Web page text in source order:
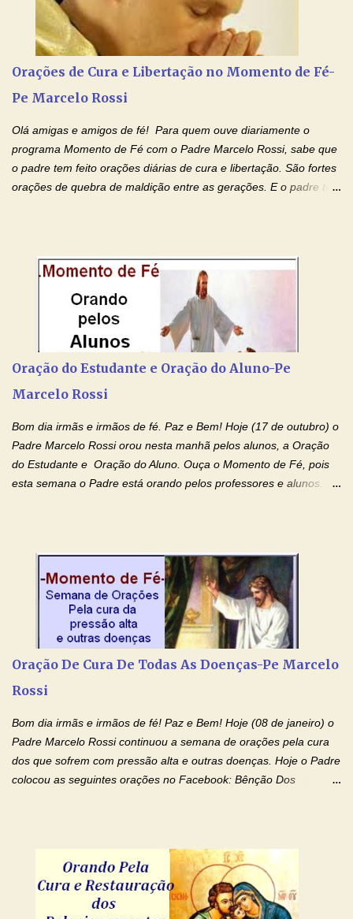
Amados, durante toda esta semana vamos orar pelos nossos
pais. Vamos dedicar um dia para os pais mais idosos, pais que
estão doentes, pais que estão longe dos filhos, pais que já são
falecidos, pais que tem problemas com vícios, enfim, vamos orar
Orações de Cura e Libertação no Momento de Fé-
Pe Marcelo Rossi
Olá amigas e amigos de fé! Para quem ouve diariamente o
programa Momento de Fé com o Padre Marcelo Rossi, sabe que
o padre tem feito orações diárias de cura e libertação. São fortes
orações de quebra de maldição entre as gerações. E o padre tem
por estas valiosas orações. Tenham um lindo fim de semana na
paz de Jesus Cristo e no amor de Maria Santíssima. Adriana-
Devoção e Fé Clique para acessar: Facebook Padre Marcelo
Rossi Site Padre Marcelo Rossi (para ouvir o Momento de Fé)
Tocai, Cura! E Restaura! "Jesus, no poder de Seu Nome, peço
agora que as águas do meu batismo fluam para trás através das
gerações, através de todas as raízes da minha árvore
genealógica. Que o Sangue de Jesus, purificador e vivificante,
Oração do Estudante e Oração do Aluno-Pe
Marcelo Rossi
Bom dia irmãs e irmãos de fé. Paz e Bem! Hoje (17 de outubro) o
Padre Marcelo Rossi orou nesta manhã pelos alunos, a Oração
do Estudante e Oração do Aluno. Ouça o Momento de Fé, pois
esta semana o Padre está orando pelos professores e alunos.
intelectualmente e espiritualmente para o dia da prova. Confie no
amor Ágape de Jesus e no amor materno de Nossa Senhora.
Fique com a paz de Jesus e o amor de Maria! Adriana-Devoção e
Fé Oração do Estudante I Senhor, eu sou estudante, e por sinal,
inteligente. Prova isto é o fato de eu estar aqui, conversando com
o Senhor. Obrigado pelo dom da inteligência e pela possibilidade
de estudar. Mas, como o Senhor sabe, a vida de estudante nem
sempre é fácil. A rotina cansa e o aprender exige uma série de
Oração De Cura De Todas As Doenças-Pe Marcelo
Rossi
Bom dia irmãs e irmãos de fé! Paz e Bem! Hoje (08 de janeiro) o
Padre Marcelo Rossi continuou a semana de orações pela cura
dos que sofrem com pressão alta e outras doenças. Hoje o Padre
colocou as seguintes orações no Facebook: Bênção Dos
Senhora! Adriana-Devoção e Fé Bênção Dos Enfermos O Senhor
Jesus esteja ao vosso lado, para vos defender, dentro de vós,
para vos conservar; diante de vós, pra vos conduzir; atrás de vós
para vos guardar; acima de vós, para vos abençoar. Ele que vive